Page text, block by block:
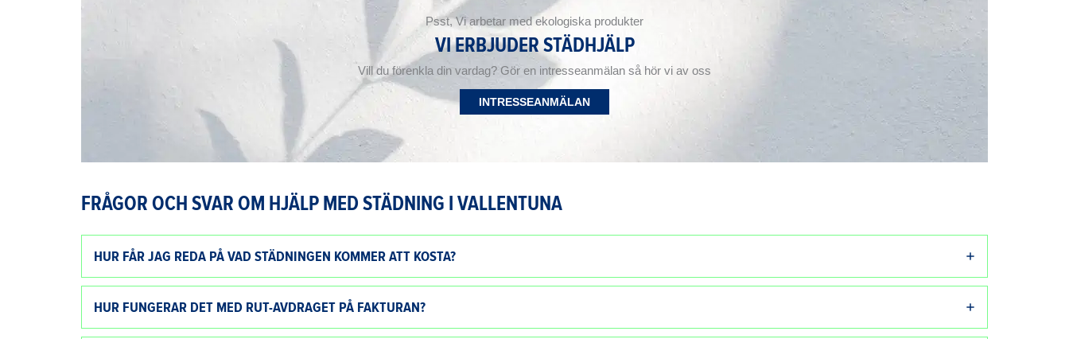
Psst, Vi arbetar med ekologiska produkter
VI ERBJUDER STÄDHJÄLP
Vill du förenkla din vardag? Gör en intresseanmälan så hör vi av oss
INTRESSEANMÄLAN
FRÅGOR OCH SVAR OM HJÄLP MED STÄDNING I VALLENTUNA
HUR FÅR JAG REDA PÅ VAD STÄDNINGEN KOMMER ATT KOSTA?
HUR FUNGERAR DET MED RUT-AVDRAGET PÅ FAKTURAN?